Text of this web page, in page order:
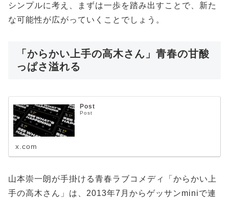
シンプルに考え、まずは一歩を踏み出すことで、新た
な可能性が広がっていくことでしょう。
「からかい上手の高木さん」青春の甘酸
っぱさ溢れる
Post
Post
x.com
山本崇一朗が手掛ける青春ラブコメディ「からかい上
手の高木さん」は、2013年7月からゲッサンminiで連